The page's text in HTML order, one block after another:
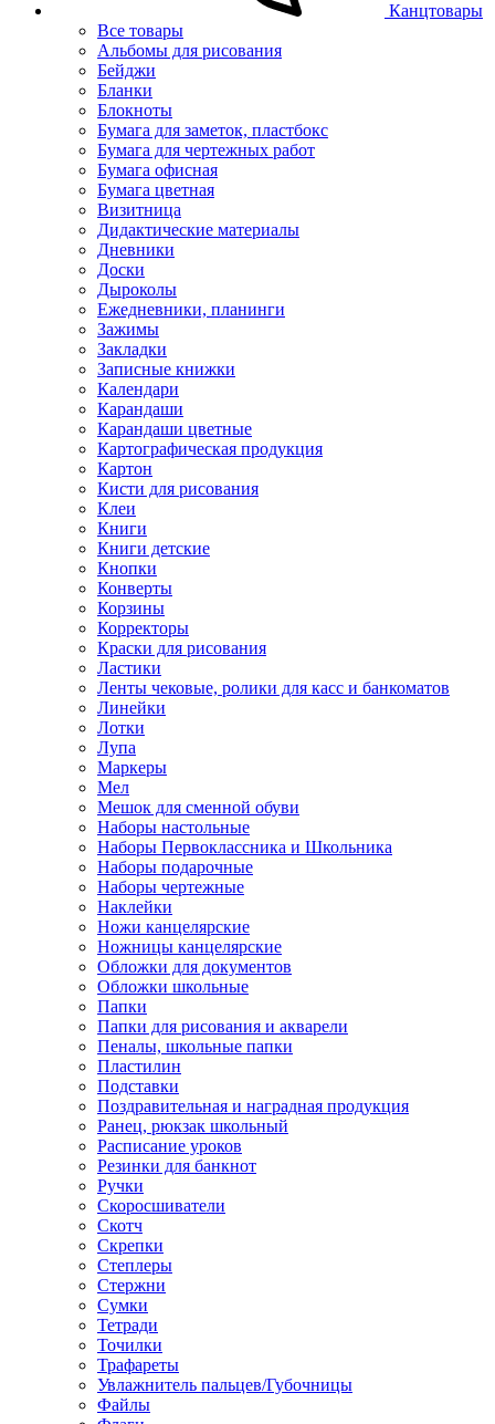
Канцтовары
Все товары
Альбомы для рисования
Бейджи
Бланки
Блокноты
Бумага для заметок, пластбокс
Бумага для чертежных работ
Бумага офисная
Бумага цветная
Визитница
Дидактические материалы
Дневники
Доски
Дыроколы
Ежедневники, планинги
Зажимы
Закладки
Записные книжки
Календари
Карандаши
Карандаши цветные
Картографическая продукция
Картон
Кисти для рисования
Клеи
Книги
Книги детские
Кнопки
Конверты
Корзины
Корректоры
Краски для рисования
Ластики
Ленты чековые, ролики для касс и банкоматов
Линейки
Лотки
Лупа
Маркеры
Мел
Мешок для сменной обуви
Наборы настольные
Наборы Первоклассника и Школьника
Наборы подарочные
Наборы чертежные
Наклейки
Ножи канцелярские
Ножницы канцелярские
Обложки для документов
Обложки школьные
Папки
Папки для рисования и акварели
Пеналы, школьные папки
Пластилин
Подставки
Поздравительная и наградная продукция
Ранец, рюкзак школьный
Расписание уроков
Резинки для банкнот
Ручки
Скоросшиватели
Скотч
Скрепки
Степлеры
Стержни
Сумки
Тетради
Точилки
Трафареты
Увлажнитель пальцев/Губочницы
Файлы